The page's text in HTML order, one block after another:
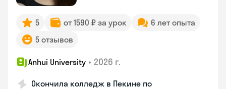
5 от 1590 ₽ за урок
6 лет опыта
5 отзывов
Anhui University • 2026 г.
Окончила колледж в Пекине по